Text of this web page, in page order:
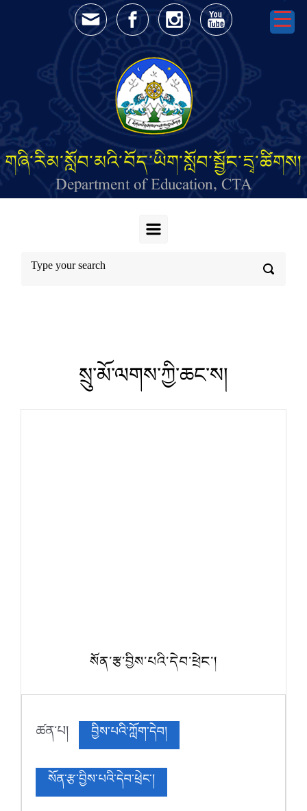
Skip to main content
གཞི་རིམ་སློབ་མའི་བོད་ཡིག་སློབ་སྦྱོང་དྲྭ་ཚིགས།
Department of Education, CTA
སྲུ་མོ་ལགས་ཀྱི་ཆང་ས།
སོན་རྩ་བྱིས་པའི་དེབ་ཕྲེང་།
ཚན་པ།
བྱིས་པའི་ཀློག་དེབ།
སོན་རྩ་བྱིས་པའི་དེབ་ཕྲེང་།